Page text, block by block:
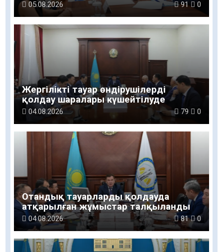
жобасы талқыланды
05.08.2026 91 0
Жергілікті тауар өндірушілерді
қолдау шаралары күшейтілуде
04.08.2026 79 0
Отандық тауарларды қолдауда
атқарылған жұмыстар талқыланды
04.08.2026 81 0